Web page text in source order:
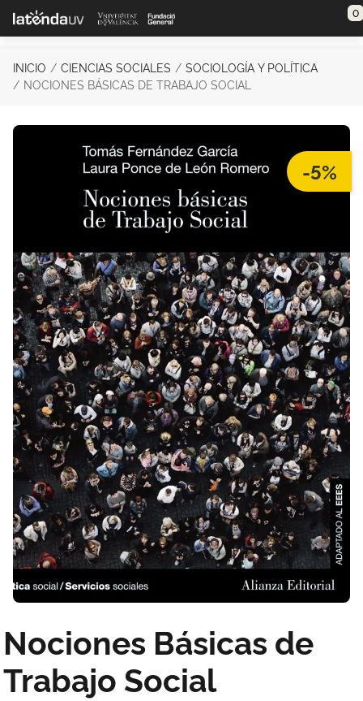
Saltar al contenido principal 0
INICIO CIENCIAS SOCIALES
SOCIOLOGÍA Y POLÍTICA
NOCIONES BÁSICAS DE TRABAJO SOCIAL
-5%
Nociones Básicas de
Trabajo Social